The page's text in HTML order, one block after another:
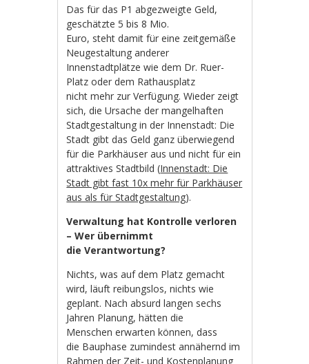
Das für das P1 abgezweigte Geld,
geschätzte 5 bis 8 Mio.
Euro, steht damit für eine zeitgemäße
Neugestaltung anderer
Innenstadtplätze wie dem Dr. Ruer-
Platz oder dem Rathausplatz
nicht mehr zur Verfügung. Wieder zeigt
sich, die Ursache der mangelhaften
Stadtgestaltung in der Innenstadt: Die
Stadt gibt das Geld ganz überwiegend
für die Parkhäuser aus und nicht für ein
attraktives Stadtbild (Innenstadt: Die
Stadt gibt fast 10x mehr für Parkhäuser
aus als für Stadtgestaltung).
Verwaltung hat Kontrolle verloren
– Wer übernimmt
die Verantwortung?
Nichts, was auf dem Platz gemacht
wird, läuft reibungslos, nichts wie
geplant. Nach absurd langen sechs
Jahren Planung, hätten die
Menschen erwarten können, dass
die Bauphase zumindest annähernd im
Rahmen der Zeit- und Kostenplanung